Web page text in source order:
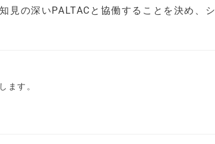
見の深いPALTACと協働することを決め、シ
ます。